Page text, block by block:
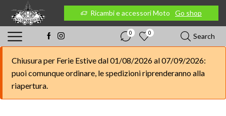
Go shop Ricambi e accessori Moto Go shop
0 0 Search
Chiusura per Ferie Estive dal 01/08/2026 al 07/09/2026:
puoi comunque ordinare, le spedizioni riprenderanno alla
riapertura.